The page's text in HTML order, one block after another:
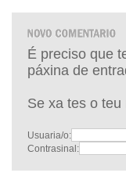
É preciso que
páxina de
Se xa tes o
Usuaria/o:
Contrasinal: